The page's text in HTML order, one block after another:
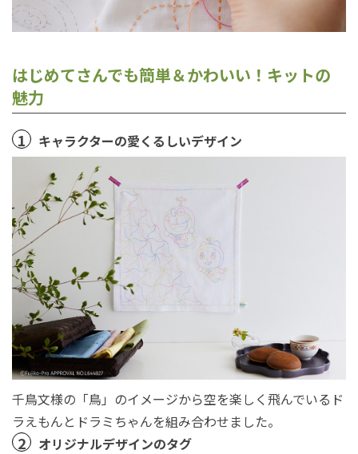
はじめてさんでも簡単＆かわいい！キットの
魅力
1 キャラクターの愛くるしいデザイン
千鳥文様の「鳥」のイメージから空を楽しく飛んでいるド
ラえもんとドラミちゃんを組み合わせました。
2 オリジナルデザインのタグ